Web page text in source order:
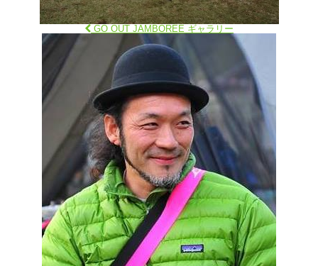
GO OUT JAMBOREE ギャラリー